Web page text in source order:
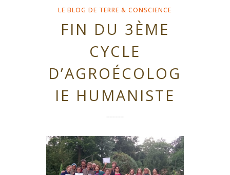
LE BLOG DE TERRE & CONSCIENCE
FIN DU 3ÈME
CYCLE
D’AGROÉCOLOG
IE HUMANISTE